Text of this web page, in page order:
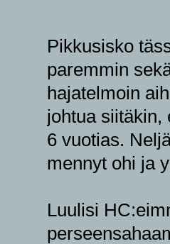
Pikkusisko
paremmin
hajatelmoin
johtua siitäkin,
6 vuotias.
mennyt ohi ja
Luulisi